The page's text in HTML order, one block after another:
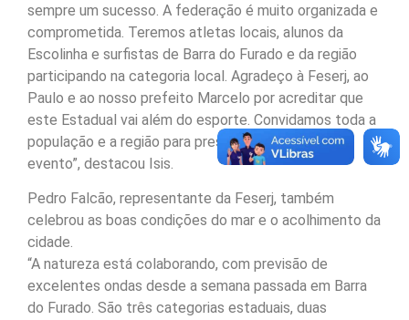
sempre um sucesso. A federação é muito organizada e
comprometida. Teremos atletas locais, alunos da
Escolinha e surfistas de Barra do Furado e da região
participando na categoria local. Agradeço à Feserj, ao
Paulo e ao nosso prefeito Marcelo por acreditar que
este Estadual vai além do esporte. Convidamos toda a
população e a região para prestigiar esse grande
evento”, destacou Isis.
Pedro Falcão, representante da Feserj, também
celebrou as boas condições do mar e o acolhimento da
cidade.
“A natureza está colaborando, com previsão de
excelentes ondas desde a semana passada em Barra
do Furado. São três categorias estaduais, duas